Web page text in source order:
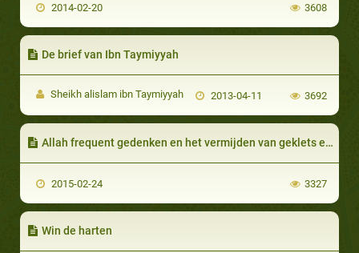
2014-02-20 3608
De brief van Ibn Taymiyyah
Sheikh alislam ibn Taymiyyah 2013-04-11 3692
Allah frequent gedenken en het vermijden van geklets en praatziekte
2015-02-24 3327
Win de harten